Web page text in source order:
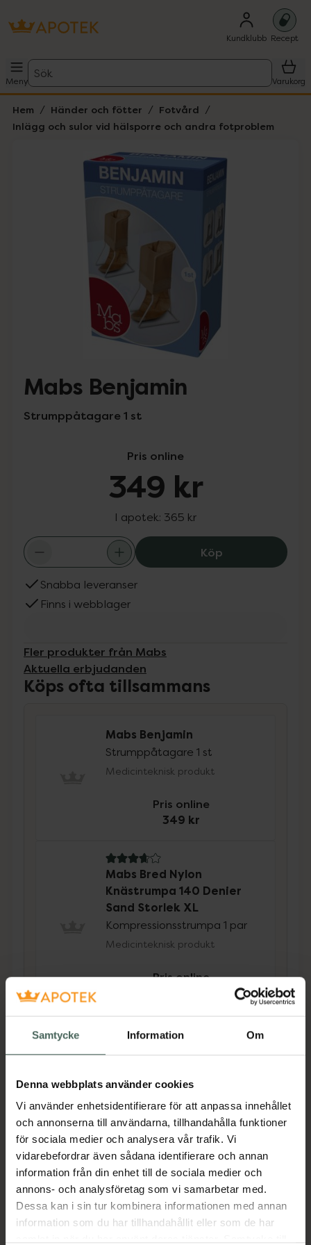
Samtycke Information Om
Denna webbplats använder cookies
Vi använder enhetsidentifierare för att anpassa innehållet
och annonserna till användarna, tillhandahålla funktioner
för sociala medier och analysera vår trafik. Vi
vidarebefordrar även sådana identifierare och annan
information från din enhet till de sociala medier och
annons- och analysföretag som vi samarbetar med.
Dessa kan i sin tur kombinera informationen med annan
information som du har tillhandahållit eller som de har
Kundklubb Recept
Meny
Sök
Varukorg
Hem Händer och fötter
Fotvård
Inlägg och sulor vid hälsporre och andra fotproblem
Lista: . Innehåller 2 objekt.
Hoppa över Lista
Mabs Benjamin
Strumppåtagare 1 st
Pris online
349 kr
I apotek: 365 kr
KöpMabs
Snabba leveranser
Finns i webblager
Fler produkter från Mabs
Aktuella erbjudanden
Köps ofta tillsammans
Mabs Benjamin
Strumppåtagare 1 st
Medicinteknisk produkt
Pris online
349 kr
3.7 av 5 i omdöme
Mabs Bred Nylon
Knästrumpa 140 Denier
Sand Storlek XL
Kompressionsstrumpa 1 par
Medicinteknisk produkt
Pris online
Köp båda för:
Beskrivning Dölj
Tillverkaren garanterar genom
CE-märkning att produkten är
säker att använda och uppfyller
gällande krav.
Mabs Benjamin strumppådragare underlättar